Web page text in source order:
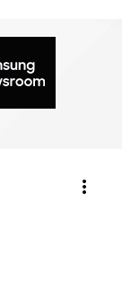
more_vert